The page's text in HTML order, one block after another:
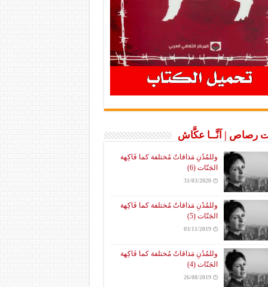
رصاص | آنَّــا عكَّاش
وللمُدُنِ مَذاقاتٌ مُختلفة كما فَاكِهة
الجَنّات (6)
31/03/2020
وللمُدُنِ مَذاقاتٌ مُختلفة كما فَاكِهة
الجَنّات (5)
03/11/2019
وللمُدُنِ مَذاقاتٌ مُختلفة كما فَاكِهة
الجَنّات (4)
26/08/2019